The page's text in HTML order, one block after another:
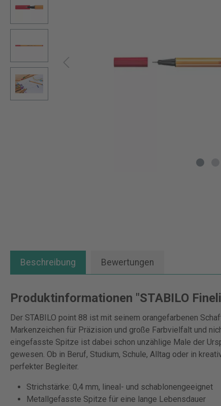
Beschreibung Bewertungen
Produktinformationen "STABILO
Der STABILO point 88 ist mit seinem orangefarbenen
Markenzeichen für Präzision und große Farbvielfalt und
eingefasste Spitze ist dabei schon unzählige Male der
gewesen. Ob in Beruf, Studium, Schule, Alltag oder in
perfekter Begleiter.
Strichstärke: 0,4 mm, lineal- und schablonengeeignet
Metallgefasste Spitze für eine lange Lebensdauer